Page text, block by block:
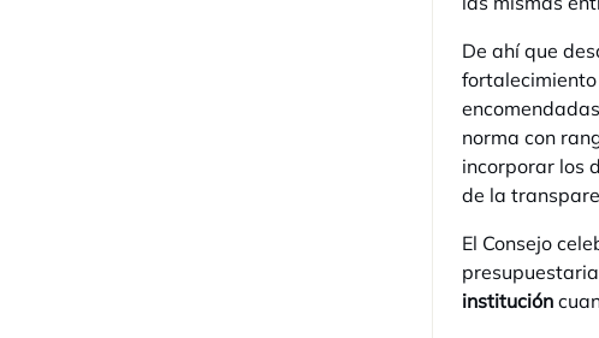
De ahí que
norma con
incorporar los
de la
El Consejo
institución